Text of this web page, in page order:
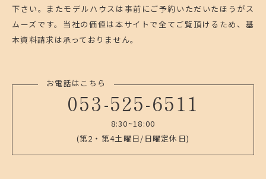
下さい。 またモデルハウスは事前にご予約いただいたほうがス
ムーズです。 当社の価値は本サイトで全てご覧頂けるため、基
本資料請求は承っておりません。
お電話はこちら
053-525-6511
8:30~18:00
(第2・第4土曜日/日曜定休日)